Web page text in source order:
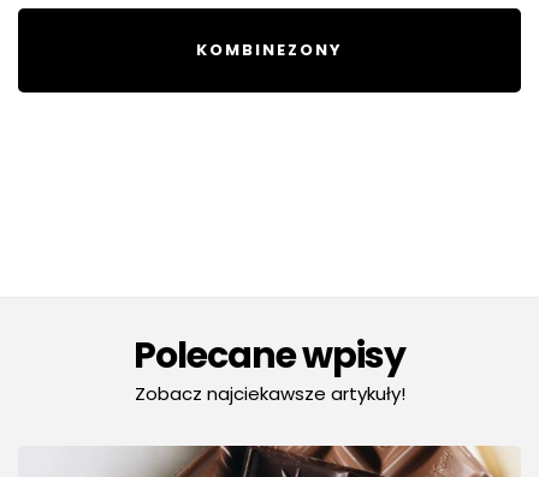
KOMBINEZONY
Polecane wpisy
Zobacz najciekawsze artykuły!